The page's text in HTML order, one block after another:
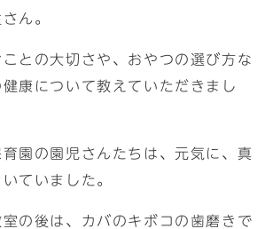
ん。
との大切さや、おやつの選び方な
康について教えていただきまし
園の園児さんたちは、元気に、真
ていました。
の後は、カバのキボコの歯磨きで